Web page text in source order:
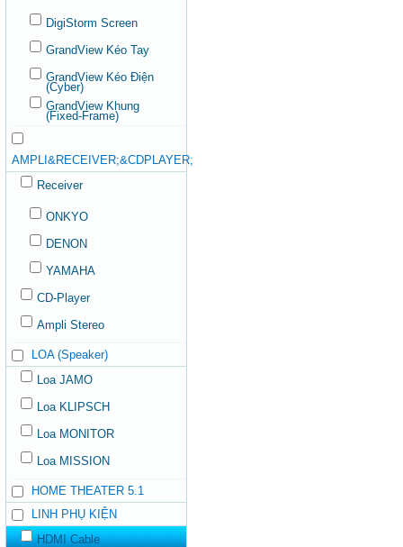
DigiStorm Screen
GrandView Kéo Tay
GrandView Kéo Điện
(Cyber)
GrandView Khung
(Fixed-Frame)
AMPLI&RECEIVER;&CDPLAYER;
Receiver
ONKYO
DENON
YAMAHA
CD-Player
Ampli Stereo
LOA (Speaker)
Loa JAMO
Loa KLIPSCH
Loa MONITOR
Loa MISSION
HOME THEATER 5.1
LINH PHỤ KIỆN
HDMI Cable